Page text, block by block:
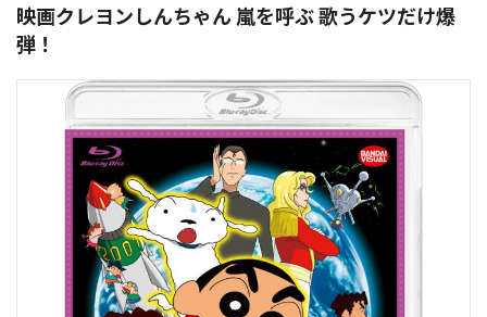
映画クレヨンしんちゃん 嵐を呼ぶ 歌うケツだけ爆
弾！